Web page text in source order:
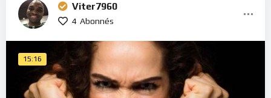
Viter7960
4 Abonnés
15:16